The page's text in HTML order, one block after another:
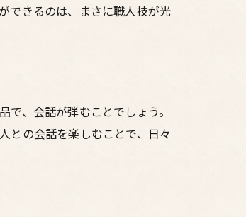
できるのは、まさに職人技が光
、会話が弾むことでしょう。
との会話を楽しむことで、日々